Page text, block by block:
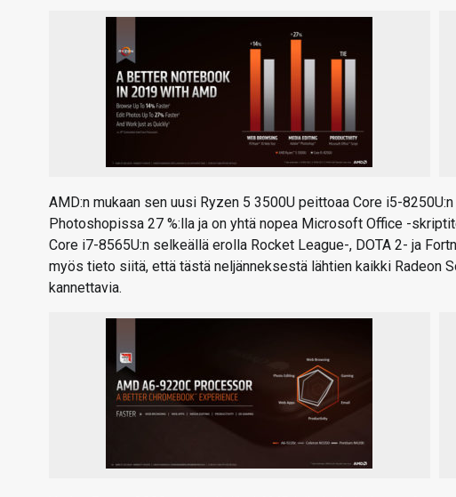
AMD:n mukaan sen uusi Ryzen 5 3500U peittoaa Core i5-
Photoshopissa 27 %:lla ja on yhtä nopea Microsoft Office -
Core i7-8565U:n selkeällä erolla Rocket League-, DOTA 2- ja
myös tieto siitä, että tästä neljänneksestä lähtien kaikki Radeon
kannettavia.